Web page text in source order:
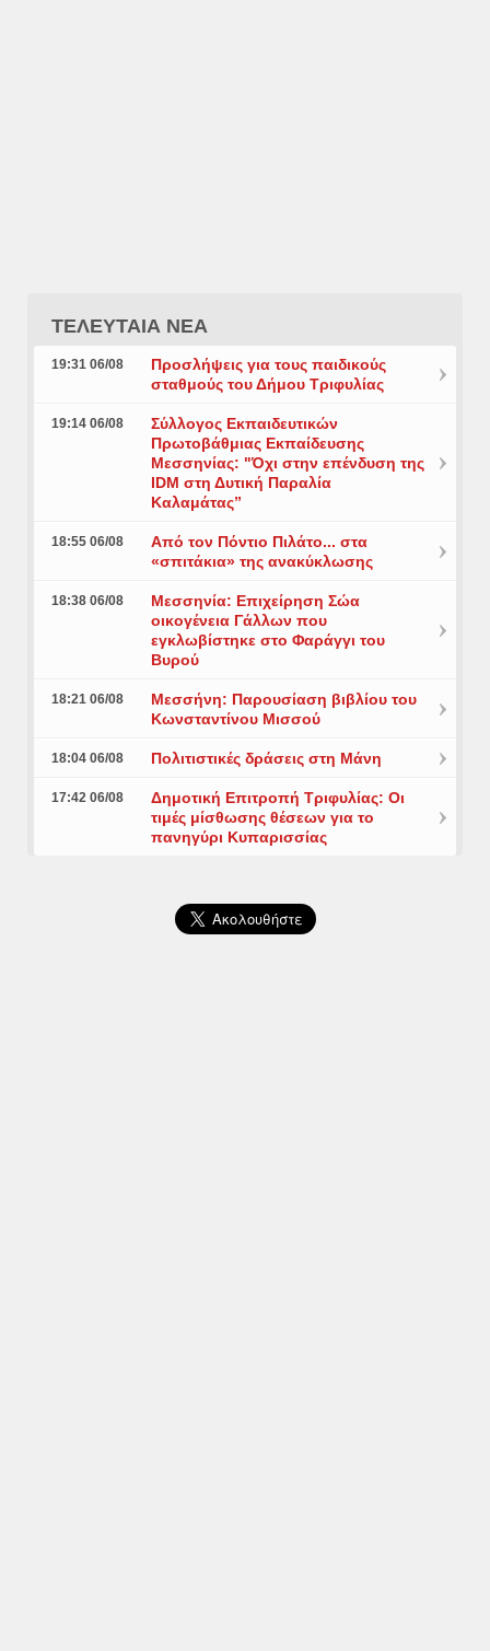
ΤΕΛΕΥΤΑΙΑ ΝΕΑ
19:31 06/08
Προσλήψεις για τους παιδικούς
σταθμούς του Δήμου Τριφυλίας
19:14 06/08
Σύλλογος Εκπαιδευτικών
Πρωτοβάθμιας Εκπαίδευσης
Μεσσηνίας: "Όχι στην επένδυση της
IDM στη Δυτική Παραλία
Καλαμάτας”
18:55 06/08
Από τον Πόντιο Πιλάτο... στα
«σπιτάκια» της ανακύκλωσης
18:38 06/08
Μεσσηνία: Επιχείρηση Σώα
οικογένεια Γάλλων που
εγκλωβίστηκε στο Φαράγγι του
Βυρού
18:21 06/08
Μεσσήνη: Παρουσίαση βιβλίου του
Κωνσταντίνου Μισσού
18:04 06/08 Πολιτιστικές δράσεις στη Μάνη
17:42 06/08
Δημοτική Επιτροπή Τριφυλίας: Οι
τιμές μίσθωσης θέσεων για το
πανηγύρι Κυπαρισσίας